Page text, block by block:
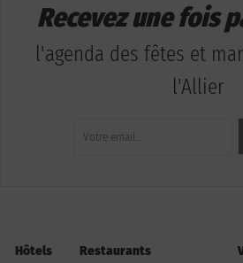
Recevez une fois
l'agenda des fêtes et
l'Allier
Hôtels
Restaurants